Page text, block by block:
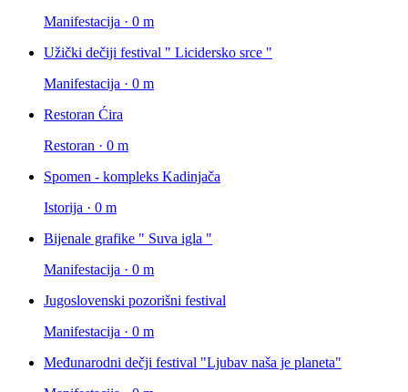
Manifestacija · 0 m
Užički dečiji festival " Licidersko srce "
Manifestacija · 0 m
Restoran Ćira
Restoran · 0 m
Spomen - kompleks Kadinjača
Istorija · 0 m
Bijenale grafike " Suva igla "
Manifestacija · 0 m
Jugoslovenski pozorišni festival
Manifestacija · 0 m
Međunarodni dečji festival "Ljubav naša je planeta"